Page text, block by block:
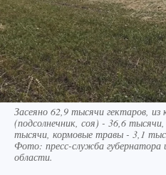
Засеяно 62,9 тысячи гектаров,
(подсолнечник, соя) - 36,6
тысячи, кормовые травы - 3,1
Фото: пресс-служба губернатора
области.